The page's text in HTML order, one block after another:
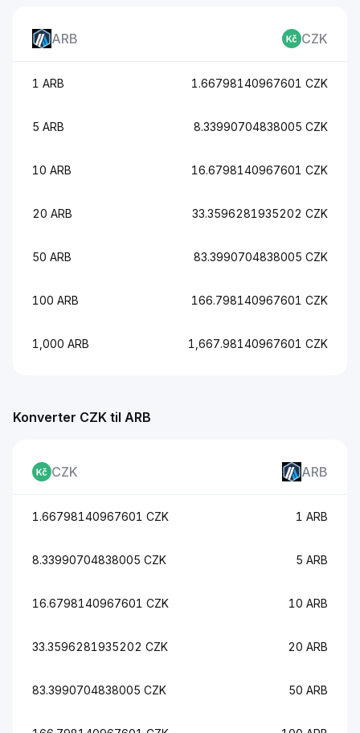
ARB CZK
1 ARB 1.66798140967601 CZK
5 ARB 8.33990704838005 CZK
10 ARB 16.6798140967601 CZK
20 ARB 33.3596281935202 CZK
50 ARB 83.3990704838005 CZK
100 ARB 166.798140967601 CZK
1,000 ARB 1,667.98140967601 CZK
Konverter CZK til ARB
CZK ARB
1.66798140967601 CZK 1 ARB
8.33990704838005 CZK 5 ARB
16.6798140967601 CZK 10 ARB
33.3596281935202 CZK 20 ARB
83.3990704838005 CZK 50 ARB